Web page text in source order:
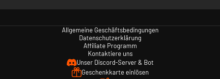
Allgemeine Geschäftsbedingungen
Datenschutzerklärung
Affiliate Programm
Kontaktiere uns
Unser Discord-Server & Bot
Geschenkkarte einlösen